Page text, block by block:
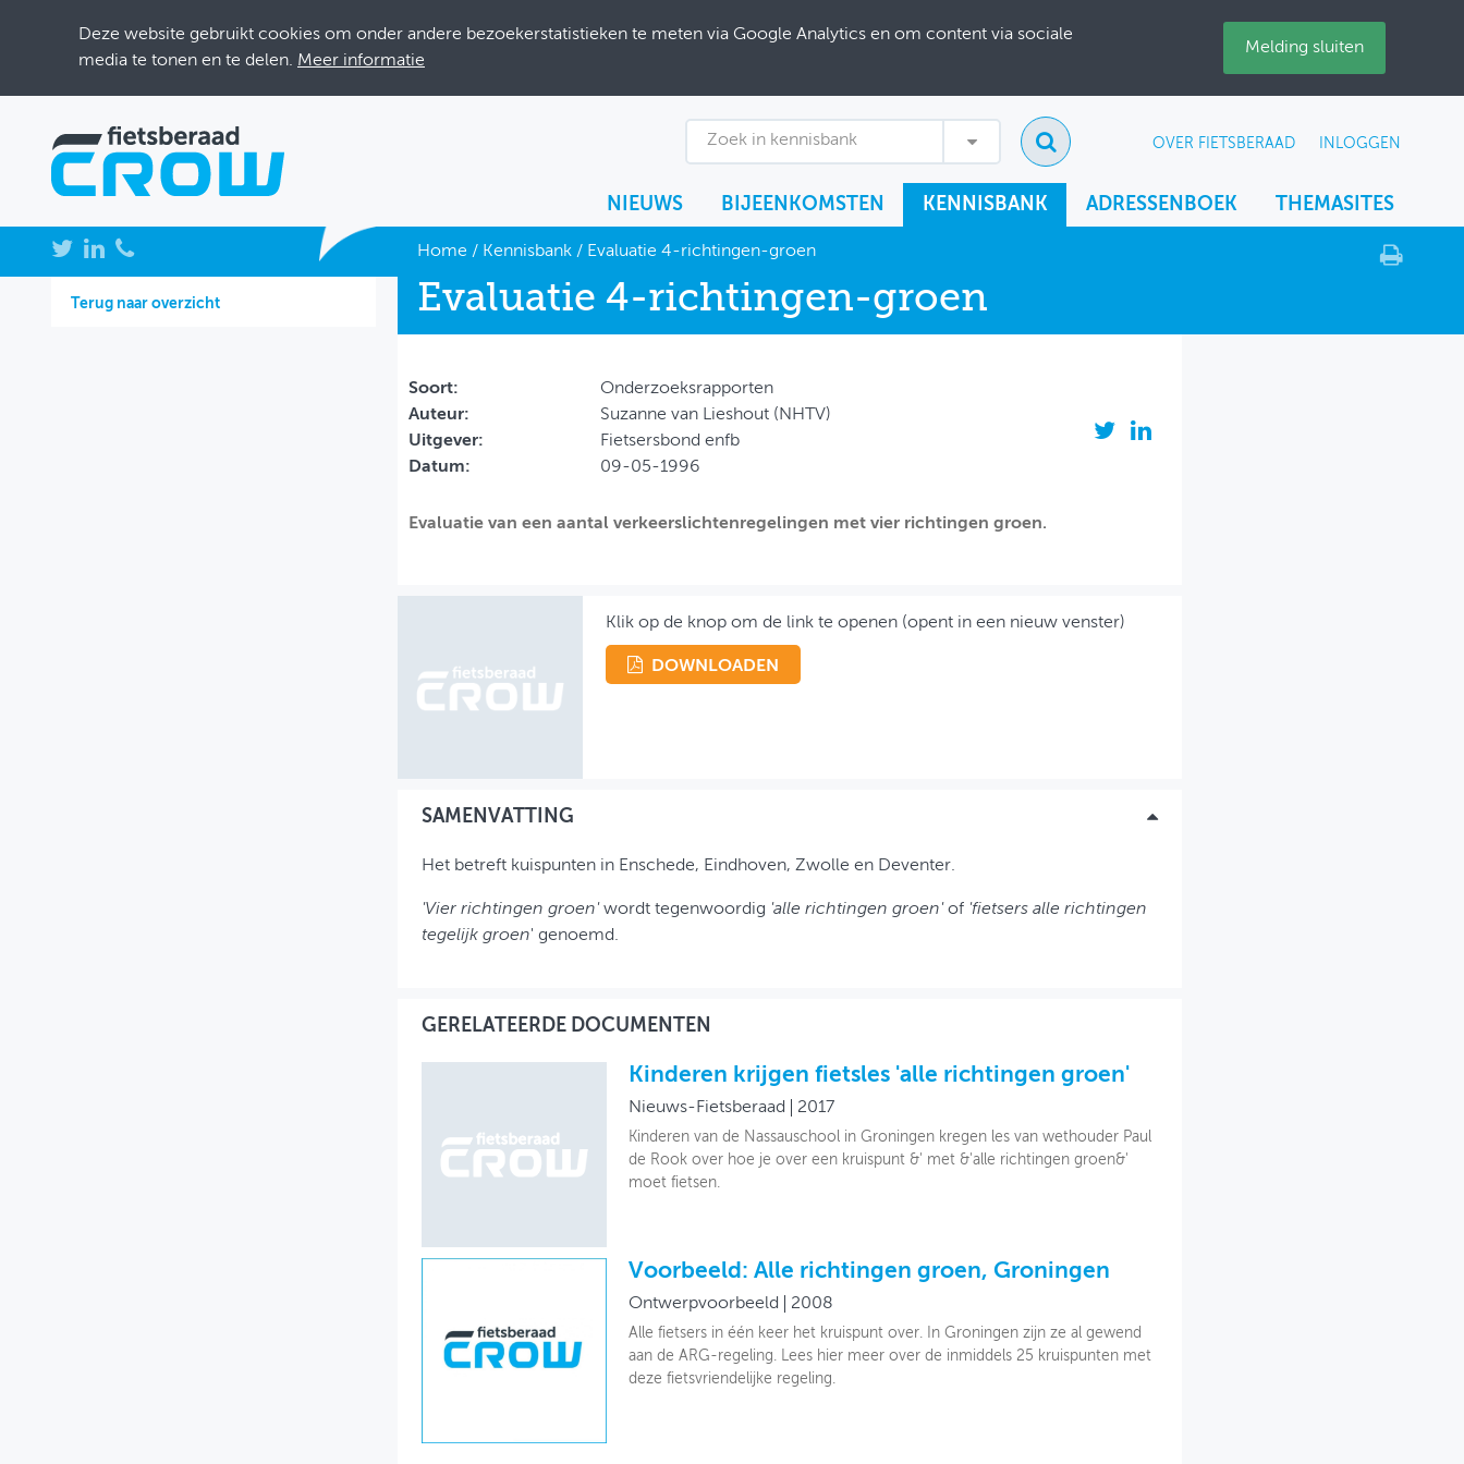
Deze website gebruikt cookies om onder andere bezoekerstatistieken te meten via Google Analytics en om content via sociale
media te tonen en te delen. Meer informatie
Melding sluiten
Zoek in kennisbank OVER FIETSBERAAD INLOGGEN
NIEUWS BIJEENKOMSTEN KENNISBANK ADRESSENBOEK THEMASITES
NIEUWS
BIJEENKOMSTEN
Home / Kennisbank/ Evaluatie 4-richtingen-groen
Terug naar overzicht Evaluatie 4-richtingen-groen
Soort:
Onderzoeksrapporten
Auteur:
Suzanne van Lieshout (NHTV)
Uitgever:
Fietsersbond enfb
Datum:
09-05-1996
Evaluatie van een aantal verkeerslichtenregelingen met vier richtingen groen.
Klik op de knop om de link te openen (opent in een nieuw venster)
DOWNLOADEN
SAMENVATTING
Het betreft kuispunten in Enschede, Eindhoven, Zwolle en Deventer.
'Vier richtingen groen'wordt tegenwoordig 'alle richtingen groen'of 'fietsers alle richtingen
tegelijk groen' genoemd.
GERELATEERDE DOCUMENTEN
Kinderen krijgen fietsles 'alle richtingen groen'
Nieuws-Fietsberaad 2017
Kinderen van de Nassauschool in Groningen kregen les van wethouder Paul
de Rook over hoe je over een kruispunt &' met &'alle richtingen groen&'
moet fietsen.
Voorbeeld: Alle richtingen groen, Groningen
Ontwerpvoorbeeld 2008
Alle fietsers in één keer het kruispunt over. In Groningen zijn ze al gewend
aan de ARG-regeling. Lees hier meer over de inmiddels 25 kruispunten met
deze fietsvriendelijke regeling.